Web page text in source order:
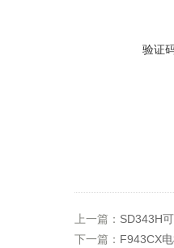
验证
上一篇： SD343H
下一篇： F943CX